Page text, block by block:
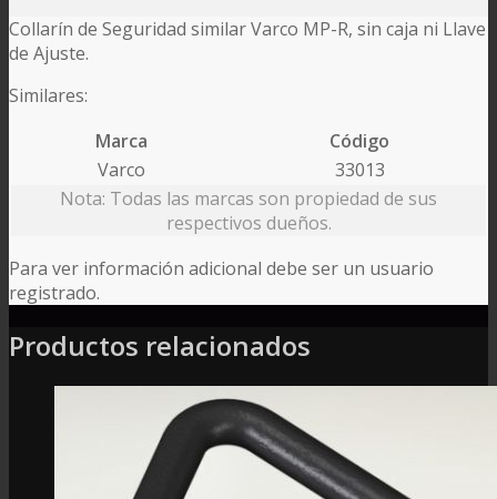
Collarín de Seguridad similar Varco MP-R, sin caja ni Llave
de Ajuste.
Similares:
Marca
Código
Varco
33013
Nota: Todas las marcas son propiedad de sus
respectivos dueños.
Para ver información adicional debe ser un usuario
registrado.
Productos relacionados